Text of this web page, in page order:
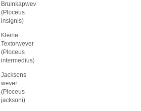
Bruinkapwever
(Ploceus
insignis)
Kleine
Textorwever
(Ploceus
intermedius)
Jacksons
wever
(Ploceus
jacksoni)